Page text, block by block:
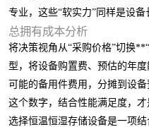
专业，这些“软实力”同样是设备
总拥有成本分析
将决策视角从“采购价格”切换
型，将设备购置费、预估的年
可能的备用件费用，分摊到设
这个数字，结合性能满足度，
选择恒温恒湿存储设备是一项